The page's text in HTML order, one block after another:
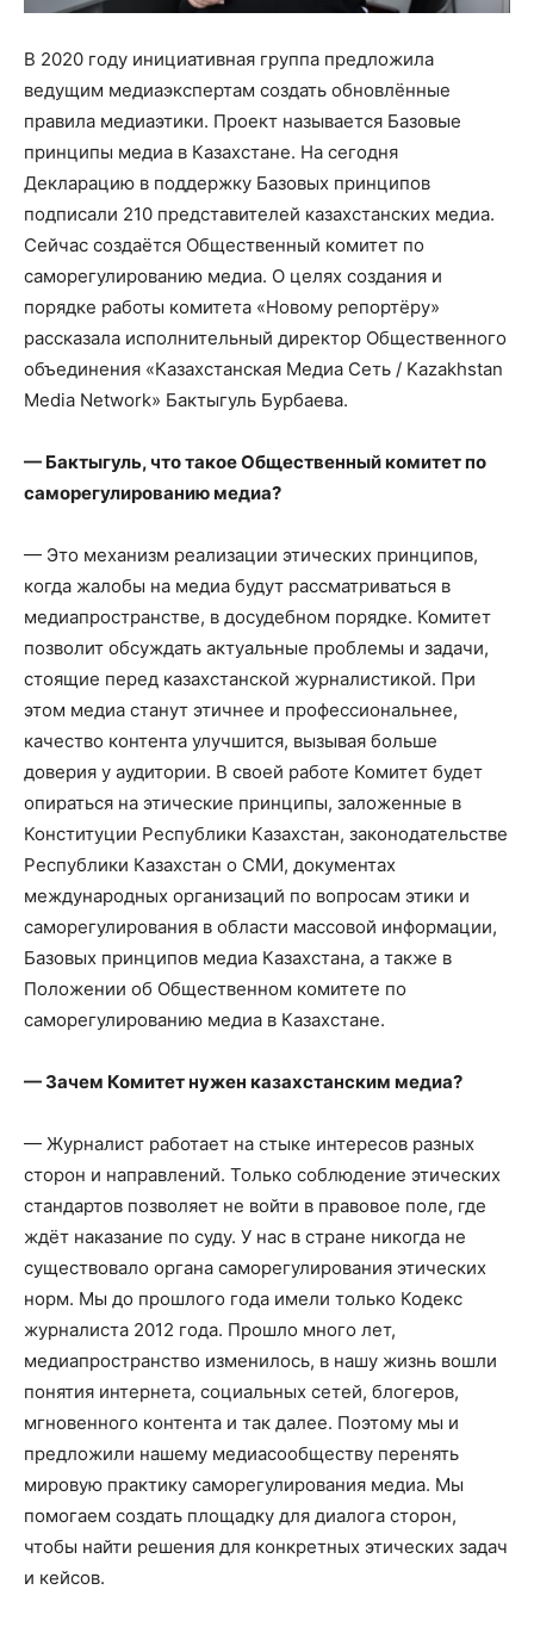
В 2020 году инициативная группа предложила
ведущим медиаэкспертам создать обновлённые
правила медиаэтики. Проект называется Базовые
принципы медиа в Казахстане. На сегодня
Декларацию в поддержку Базовых принципов
подписали 210 представителей казахстанских медиа.
Сейчас создаётся Общественный комитет по
саморегулированию медиа. О целях создания и
порядке работы комитета «Новому репортёру»
рассказала исполнительный директор Общественного
объединения «Казахстанская Медиа Сеть / Kazakhstan
Media Network» Бактыгуль Бурбаева.
— Бактыгуль, что такое Общественный комитет по
саморегулированию медиа?
— Это механизм реализации этических принципов,
когда жалобы на медиа будут рассматриваться в
медиапространстве, в досудебном порядке. Комитет
позволит обсуждать актуальные проблемы и задачи,
стоящие перед казахстанской журналистикой. При
этом медиа станут этичнее и профессиональнее,
качество контента улучшится, вызывая больше
доверия у аудитории. В своей работе Комитет будет
опираться на этические принципы, заложенные в
Конституции Республики Казахстан, законодательстве
Республики Казахстан о СМИ, документах
международных организаций по вопросам этики и
саморегулирования в области массовой информации,
Базовых принципов медиа Казахстана, а также в
Положении об Общественном комитете по
саморегулированию медиа в Казахстане.
— Зачем Комитет нужен казахстанским медиа?
— Журналист работает на стыке интересов разных
сторон и направлений. Только соблюдение этических
стандартов позволяет не войти в правовое поле, где
ждёт наказание по суду. У нас в стране никогда не
существовало органа саморегулирования этических
норм. Мы до прошлого года имели только Кодекс
журналиста 2012 года. Прошло много лет,
медиапространство изменилось, в нашу жизнь вошли
понятия интернета, социальных сетей, блогеров,
мгновенного контента и так далее. Поэтому мы и
предложили нашему медиасообществу перенять
мировую практику саморегулирования медиа. Мы
помогаем создать площадку для диалога сторон,
чтобы найти решения для конкретных этических задач
и кейсов.